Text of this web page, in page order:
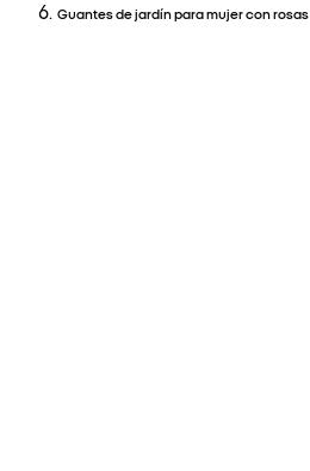
Guantes de jardín para mujer con rosas